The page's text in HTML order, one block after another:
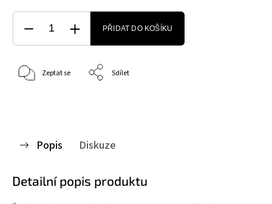
PŘIDAT DO KOŠÍKU
Zeptat se Sdílet
Popis Diskuze
Detailní popis produktu